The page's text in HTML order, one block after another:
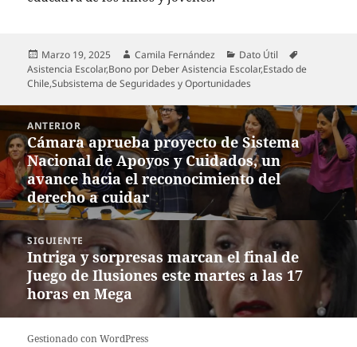
Publicado
el
Marzo 19, 2025 Autor
Camila Fernández Categorías
Dato Útil
Asistencia Escolar,Bono por Deber Asistencia Escolar,Estado de
Chile,Subsistema de Seguridades y Oportunidades
Navegación
de
entradas
ANTERIOR
Entrada
anterior:
Cámara aprueba proyecto de Sistema
Nacional de Apoyos y Cuidados, un
avance hacia el reconocimiento del
derecho a cuidar
SIGUIENTE
Entrada
siguiente:
Intriga y sorpresas marcan el final de
Juego de Ilusiones este martes a las 17
horas en Mega
Gestionado con WordPress